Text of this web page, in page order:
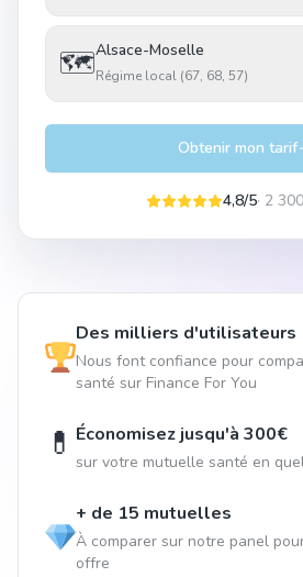
🗺️Alsace-Moselle
Régime local (67, 68, 57)
Obtenir mon tarif
4,8/5· 2
Des milliers d'utilisateurs
Nous font confiance pour
santé sur Finance For You
💊 Économisez jusqu'à 300€
sur votre mutuelle santé en
+ de 15 mutuelles
À comparer sur notre panel
offre